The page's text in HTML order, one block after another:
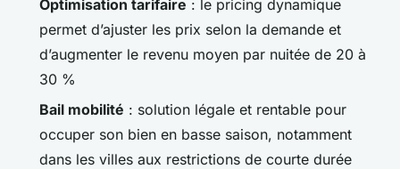
Optimisation tarifaire : le pricing dynamique
permet d’ajuster les prix selon la demande et
d’augmenter le revenu moyen par nuitée de 20 à
30 %
Bail mobilité : solution légale et rentable pour
occuper son bien en basse saison, notamment
dans les villes aux restrictions de courte durée